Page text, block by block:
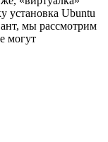
установка Ubuntu
мы рассмотрим
могут